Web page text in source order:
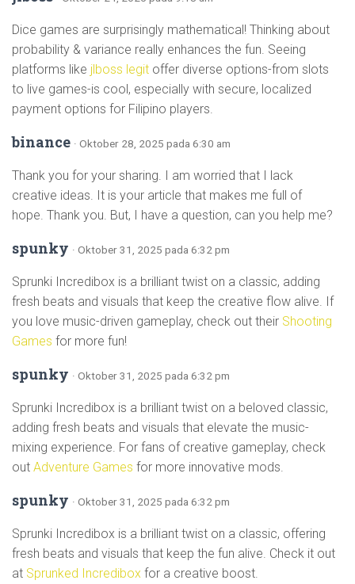
Dice games are surprisingly mathematical! Thinking about
probability & variance really enhances the fun. Seeing
platforms like jlboss legit offer diverse options-from slots
to live games-is cool, especially with secure, localized
payment options for Filipino players.
binance · Oktober 28, 2025 pada 6:30 am
Thank you for your sharing. I am worried that I lack
creative ideas. It is your article that makes me full of
hope. Thank you. But, I have a question, can you help me?
spunky · Oktober 31, 2025 pada 6:32 pm
Sprunki Incredibox is a brilliant twist on a classic, adding
fresh beats and visuals that keep the creative flow alive. If
you love music-driven gameplay, check out their Shooting
Games for more fun!
spunky · Oktober 31, 2025 pada 6:32 pm
Sprunki Incredibox is a brilliant twist on a beloved classic,
adding fresh beats and visuals that elevate the music-
mixing experience. For fans of creative gameplay, check
out Adventure Games for more innovative mods.
spunky · Oktober 31, 2025 pada 6:32 pm
Sprunki Incredibox is a brilliant twist on a classic, offering
fresh beats and visuals that keep the fun alive. Check it out
at Sprunked Incredibox for a creative boost.